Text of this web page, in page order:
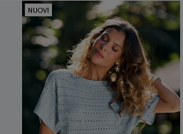
NUOVI